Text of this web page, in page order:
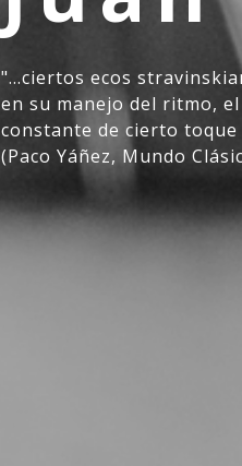
"...ciertos ecos
en su manejo del ritmo,
constante de cierto
(Paco Yáñez, Mundo